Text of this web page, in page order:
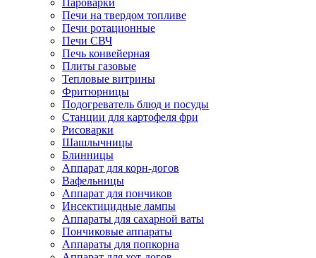
Пароварки
Печи на твердом топливе
Печи ротационные
Печи СВЧ
Печь конвейерная
Плиты газовые
Тепловые витрины
Фритюрницы
Подогреватель блюд и посуды
Станции для картофеля фри
Рисоварки
Шашлычницы
Блинницы
Аппарат для корн-догов
Вафельницы
Аппарат для пончиков
Инсектицидные лампы
Аппараты для сахарной ваты
Пончиковые аппараты
Аппараты для попкорна